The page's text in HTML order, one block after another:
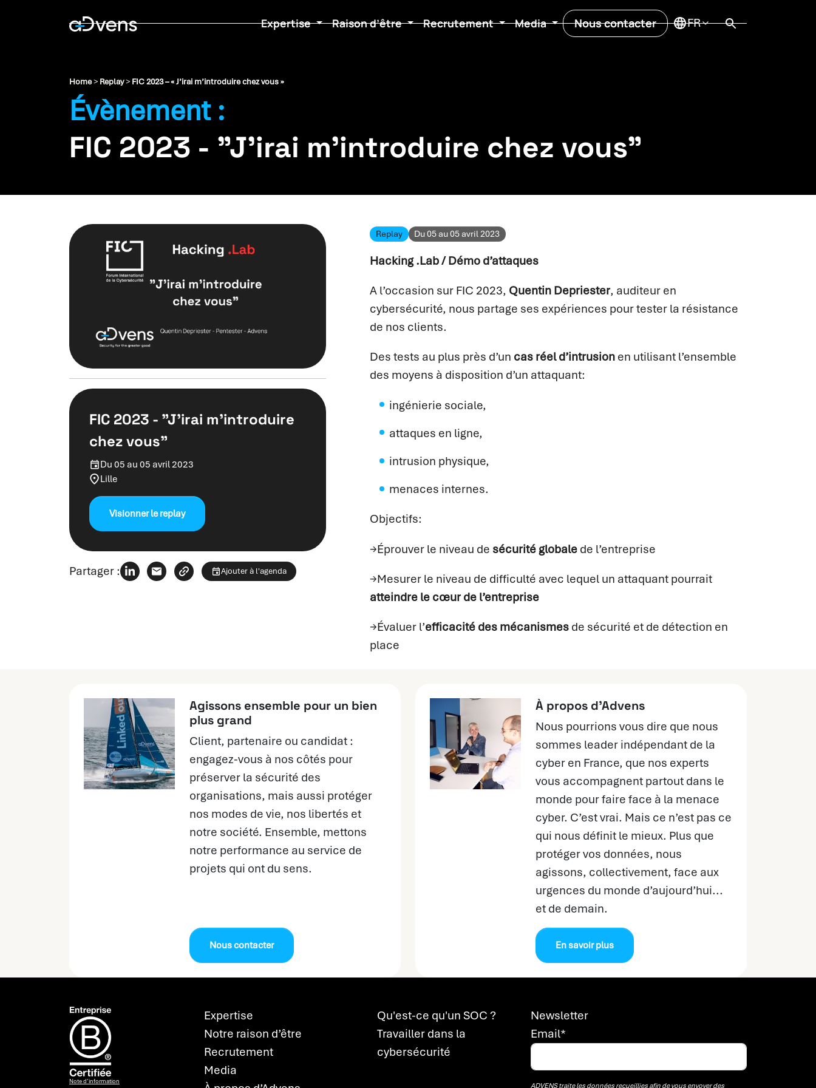
Expertise Raison d’être Recrutement Media Nous contacter
Home> Replay> FIC 2023 – « J’irai m’introduire chez vous »
Évènement :
FIC 2023 - "J'irai m'introduire chez vous"
FIC 2023 - "J'irai m'introduire
chez vous"
Du 05 au 05 avril 2023
Lille
Visionner le replay
Partager : Ajouter à l'agenda
Replay Du 05 au 05 avril 2023
Hacking .Lab / Démo d’attaques
A l’occasion sur FIC 2023, Quentin Depriester, auditeur en
cybersécurité, nous partage ses expériences pour tester la résistance
de nos clients.
Des tests au plus près d’un cas réel d’intrusion en utilisant l’ensemble
des moyens à disposition d’un attaquant:
ingénierie sociale,
attaques en ligne,
intrusion physique,
menaces internes.
Objectifs:
→Éprouver le niveau de sécurité globale de l’entreprise
→Mesurer le niveau de difficulté avec lequel un attaquant pourrait
atteindre le cœur de l’entreprise
→Évaluer l’efficacité des mécanismes de sécurité et de détection en
place
Agissons ensemble pour un bien
plus grand
Client, partenaire ou candidat :
engagez-vous à nos côtés pour
préserver la sécurité des
organisations, mais aussi protéger
nos modes de vie, nos libertés et
notre société. Ensemble, mettons
notre performance au service de
projets qui ont du sens.
Nous contacter
À propos d’Advens
Nous pourrions vous dire que nous
sommes leader indépendant de la
cyber en France, que nos experts
vous accompagnent partout dans le
monde pour faire face à la menace
cyber. C’est vrai. Mais ce n’est pas ce
qui nous définit le mieux. Plus que
protéger vos données, nous
agissons, collectivement, face aux
urgences du monde d’aujourd’hui...
et de demain.
En savoir plus
Note d’information
Expertise
Notre raison d’être
Recrutement
Media
Qu'est-ce qu'un SOC ?
Travailler dans la
cybersécurité
Newsletter
Email*
ADVENS traite les données recueillies afin de vous envoyer des